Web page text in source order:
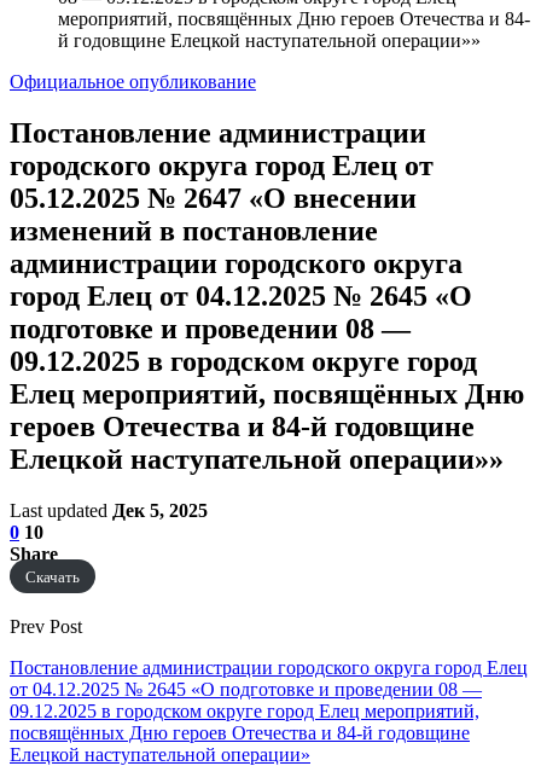
мероприятий, посвящённых Дню героев Отечества и 84-
й годовщине Елецкой наступательной операции»»
Официальное опубликование
Постановление администрации
городского округа город Елец от
05.12.2025 № 2647 «О внесении
изменений в постановление
администрации городского округа
город Елец от 04.12.2025 № 2645 «О
подготовке и проведении 08 —
09.12.2025 в городском округе город
Елец мероприятий, посвящённых Дню
героев Отечества и 84-й годовщине
Елецкой наступательной операции»»
Last updated Дек 5, 2025
0 10
Share
Скачать
Prev Post
Постановление администрации городского округа город Елец
от 04.12.2025 № 2645 «О подготовке и проведении 08 —
09.12.2025 в городском округе город Елец мероприятий,
посвящённых Дню героев Отечества и 84-й годовщине
Елецкой наступательной операции»